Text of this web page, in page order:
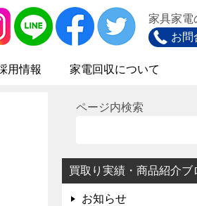
家具家電
お問
用情報 家電回収について
ページ内検索
買取り実績・商品紹介ブ
お知らせ